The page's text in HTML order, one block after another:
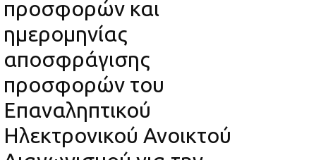
προσφορών και
ημερομηνίας
αποσφράγισης
προσφορών του
Επαναληπτικού
Ηλεκτρονικού Ανοικτού